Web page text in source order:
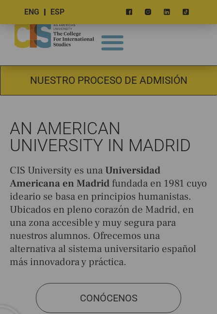
ENG ESP
NUESTRO PROCESO DE ADMISIÓN
AN AMERICAN
UNIVERSITY IN MADRID
CIS University es una Universidad
Americana en Madrid fundada en 1981 cuyo
ideario se basa en principios humanistas.
Ubicados en pleno corazón de Madrid, en
una zona accesible y muy segura para
nuestros alumnos. Ofrecemos una
alternativa al sistema universitario español
más innovadora y práctica.
CONÓCENOS